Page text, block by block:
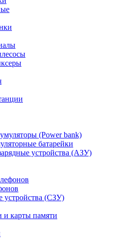
(Power bank)
батарейки
устройства (АЗУ)
устройства (СЗУ)
и карты памяти